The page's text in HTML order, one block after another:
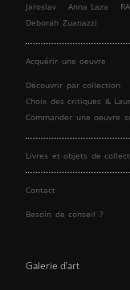
Jaroslav
Anna Laza
Deborah Zuanazzi
Acquérir une oeuvre
Découvrir par collection
Choix des critiques &
Commander une oeuvre
Livres et objets de
Contact
Besoin de conseil ?
Galerie d’art